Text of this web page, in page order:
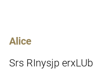
Alice
Srs RInysjp erxLUb